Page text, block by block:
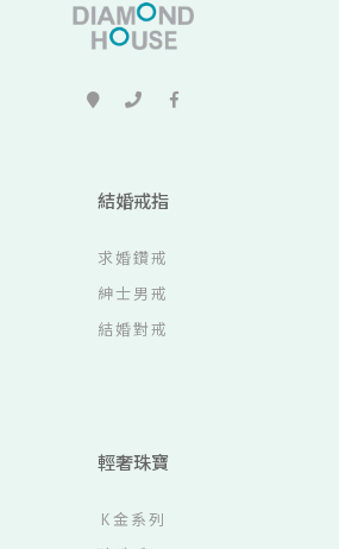
結婚戒指
求婚鑽戒
紳士男戒
結婚對戒
輕奢珠寶
K金系列